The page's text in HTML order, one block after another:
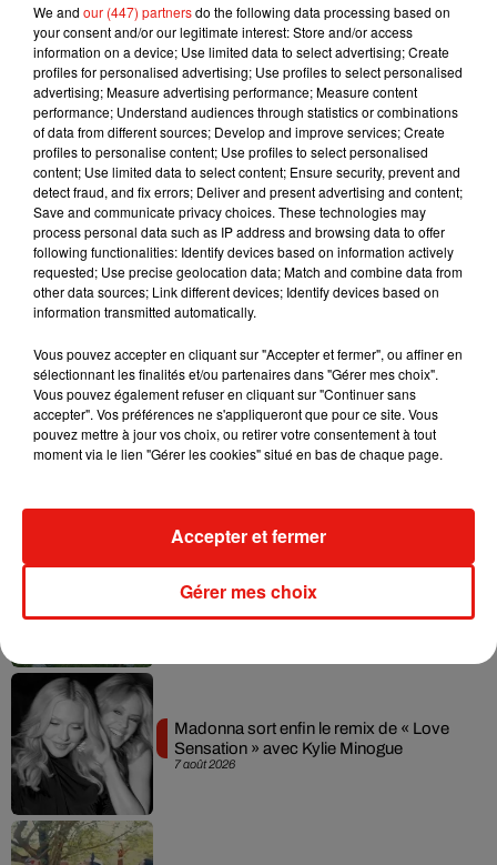
7 août 2026
Julien Lieb s’essaye à la vie de chatelain
dans son nouveau clip
7 août 2026
Madonna sort enfin le remix de « Love
Sensation » avec Kylie Minogue
We and our (447) partnersdo the following data processing based on
your consent and/or our legitimate interest: Store and/or access
information on a device; Use limited data to select advertising; Create
profiles for personalised advertising; Use profiles to select personalised
advertising; Measure advertising performance; Measure content
performance; Understand audiences through statistics or combinations
of data from different sources; Develop and improve services; Create
profiles to personalise content; Use profiles to select personalised
content; Use limited data to select content; Ensure security, prevent and
detect fraud, and fix errors; Deliver and present advertising and content;
Save and communicate privacy choices. These technologies may
process personal data such as IP address and browsing data to offer
following functionalities: Identify devices based on information actively
requested; Use precise geolocation data; Match and combine data from
other data sources; Link different devices; Identify devices based on
information transmitted automatically.
Vous pouvez accepter en cliquant sur "Accepter et fermer", ou affiner en
sélectionnant les finalités et/ou partenaires dans "Gérer mes choix".
Vous pouvez également refuser en cliquant sur "Continuer sans
accepter". Vos préférences ne s'appliqueront que pour ce site. Vous
pouvez mettre à jour vos choix, ou retirer votre consentement à tout
moment via le lien "Gérer les cookies" situé en bas de chaque page.
Gérer mes choix
Accepter et fermer